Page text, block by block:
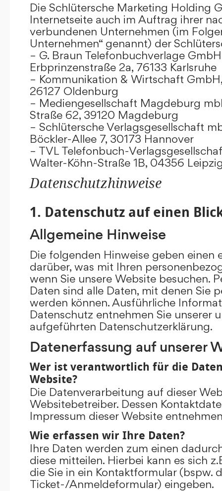
Die Schlütersche Marketing Holding
Internetseite auch im Auftrag ihrer
verbundenen Unternehmen (im
Unternehmen“ genannt) der
– G. Braun Telefonbuchverlage GmbH
Erbprinzenstraße 2a, 76133 Karlsruhe
– Kommunikation & Wirtschaft
26127 Oldenburg
– Mediengesellschaft Magdeburg
Straße 62, 39120 Magdeburg
– Schlütersche Verlagsgesellschaft
Böckler-Allee 7, 30173 Hannover
– TVL Telefonbuch-
Walter-Köhn-Straße 1B, 04356
Datenschutzhinweise
1. Datenschutz auf einen
Allgemeine Hinweise
Die folgenden Hinweise geben einen
darüber, was mit Ihren
wenn Sie unsere Website besuchen.
Daten sind alle Daten, mit denen Sie
werden können. Ausführliche
Datenschutz entnehmen Sie unserer
aufgeführten Datenschutzerklärung.
Datenerfassung auf unserer
Wer ist verantwortlich für die
Website?
Die Datenverarbeitung auf dieser
Websitebetreiber. Dessen
Impressum dieser Website
Wie erfassen wir Ihre Daten?
Ihre Daten werden zum einen
diese mitteilen. Hierbei kann es sich
die Sie in ein Kontaktformular (bspw.
Ticket-/Anmeldeformular) eingeben.